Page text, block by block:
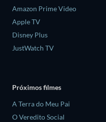
Amazon Prime Video
Apple TV
Disney Plus
JustWatch TV
Próximos filmes
A Terra do Meu Pai
O Veredito Social